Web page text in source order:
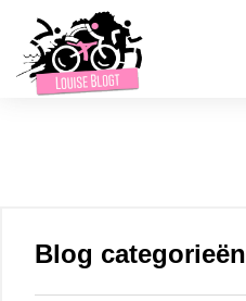
Blog categorieën